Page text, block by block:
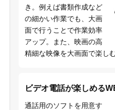
き。例えば書類作成など
の細かい作業でも、大画
面で行うことで作業効率
アップ。また、映画の高
精細な映像を大画面で楽し
ビデオ電話が楽しめる
通話用のソフトを用意す